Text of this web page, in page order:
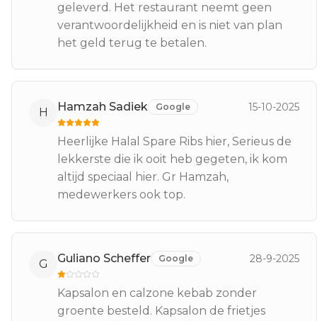
geleverd. Het restaurant neemt geen
verantwoordelijkheid en is niet van plan
het geld terug te betalen.
H Hamzah Sadiek Google 15-10-2025
Heerlijke Halal Spare Ribs hier, Serieus de
lekkerste die ik ooit heb gegeten, ik kom
altijd speciaal hier. Gr Hamzah,
medewerkers ook top.
G Guliano Scheffer Google 28-9-2025
Kapsalon en calzone kebab zonder
groente besteld. Kapsalon de frietjes